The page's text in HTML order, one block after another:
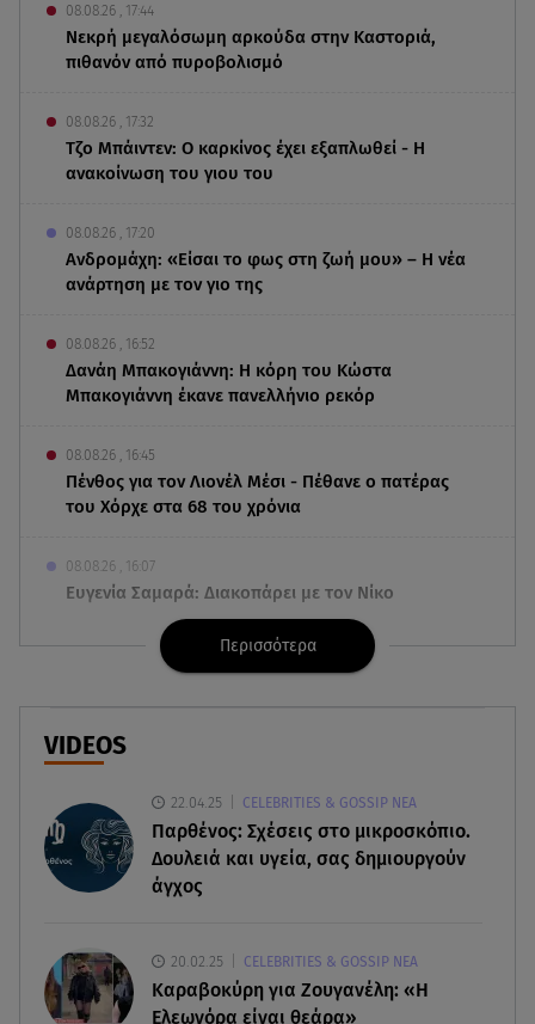
08.08.26 , 17:44
Νεκρή μεγαλόσωμη αρκούδα στην Καστοριά,
πιθανόν από πυροβολισμό
08.08.26 , 17:32
Τζο Μπάιντεν: Ο καρκίνος έχει εξαπλωθεί - Η
ανακοίνωση του γιου του
08.08.26 , 17:20
Ανδρομάχη: «Είσαι το φως στη ζωή μου» – Η νέα
ανάρτηση με τον γιο της
08.08.26 , 16:52
Δανάη Μπακογιάννη: Η κόρη του Κώστα
Μπακογιάννη έκανε πανελλήνιο ρεκόρ
08.08.26 , 16:45
Πένθος για τον Λιονέλ Μέσι - Πέθανε ο πατέρας
του Χόρχε στα 68 του χρόνια
08.08.26 , 16:07
Ευγενία Σαμαρά: Διακοπάρει με τον Νίκο
Μουτσινά - Πού βρίσκονται;
Back to black: η διαχρονική αξία του μαύρου
Δούκισσα Νομικού: Από τη Μύκονο «πετάχτηκε»
στη Γαλλική Πολυνησία!
που βρέθηκε σε σπηλιά
08.08.26 , 14:50
Περισσότερα
VIDEOS
22.04.25 CELEBRITIES & GOSSIP ΝΕΑ
Παρθένος: Σχέσεις στο μικροσκόπιο.
Δουλειά και υγεία, σας δημιουργούν
άγχος
20.02.25 CELEBRITIES & GOSSIP ΝΕΑ
Καραβοκύρη για Ζουγανέλη: «Η
Ελεωνόρα είναι θεάρα»